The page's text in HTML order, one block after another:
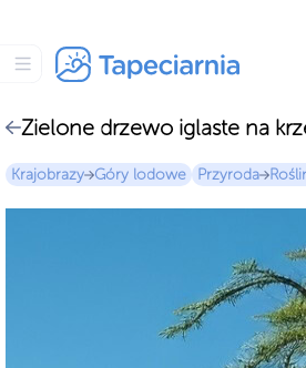
Zielone drzewo iglaste na
Krajobrazy Góry lodowe Przyroda